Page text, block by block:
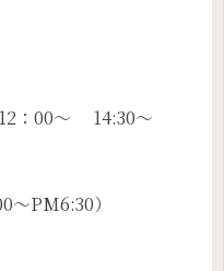
：00～ 14:30～
～PM6:30）